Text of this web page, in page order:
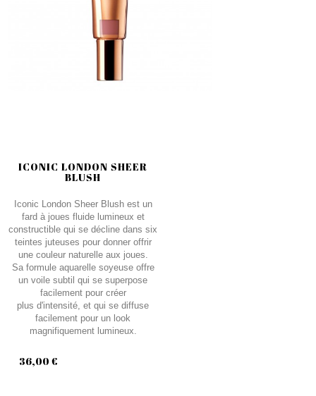
ICONIC LONDON SHEER
BLUSH
Iconic London Sheer Blush est un
fard à joues fluide lumineux et
constructible qui se décline dans six
teintes juteuses pour donner offrir
une couleur naturelle aux joues.
Sa formule aquarelle soyeuse offre
un voile subtil qui se superpose
facilement pour créer
plus d'intensité, et qui se diffuse
facilement pour un look
magnifiquement lumineux.
36,00 €